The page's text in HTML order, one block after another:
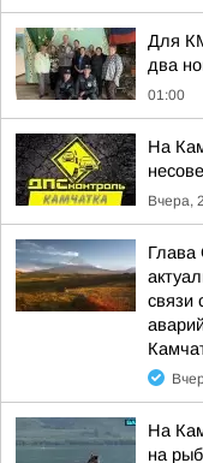
Для
два
01:00
На
Вчера,
Глава
связи
На
на